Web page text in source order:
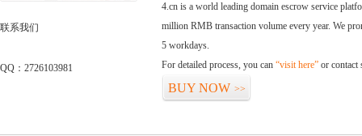
联系我们
QQ：2726103981
4.cn is a world leading domain escrow service
million RMB transaction volume every year. We
5 workdays.
For detailed process, you can “visit here” or contact
BUY NOW >>